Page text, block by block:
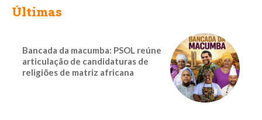
Últimas
Bancada da macumba: PSOL reúne
articulação de candidaturas de
religiões de matriz africana